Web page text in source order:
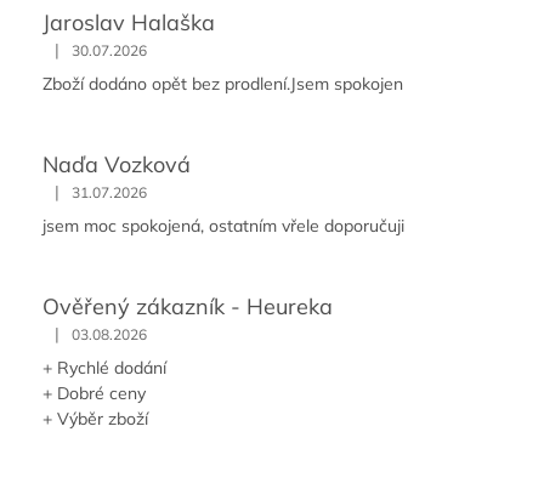
Jaroslav Halaška
| 30.07.2026
Zboží dodáno opět bez prodlení.Jsem spokojen
Naďa Vozková
| 31.07.2026
jsem moc spokojená, ostatním vřele doporučuji
Ověřený zákazník - Heureka
| 03.08.2026
+ Rychlé dodání
+ Dobré ceny
+ Výběr zboží